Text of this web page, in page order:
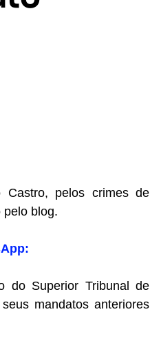
pelos crimes de
pelo blog.
do Superior Tribunal de
mandatos anteriores